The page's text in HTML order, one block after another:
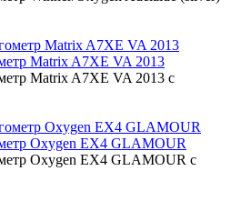
Matrix A7XE VA 2013
Matrix A7XE VA 2013 с
Oxygen EX4 GLAMOUR
Oxygen EX4 GLAMOUR с